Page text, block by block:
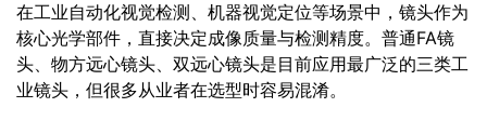
在工业自动化视觉检测、机器视觉定位等场景中，镜头作为
核心光学部件，直接决定成像质量与检测精度。普通FA镜
头、物方远心镜头、双远心镜头是目前应用最广泛的三类工
业镜头，但很多从业者在选型时容易混淆。